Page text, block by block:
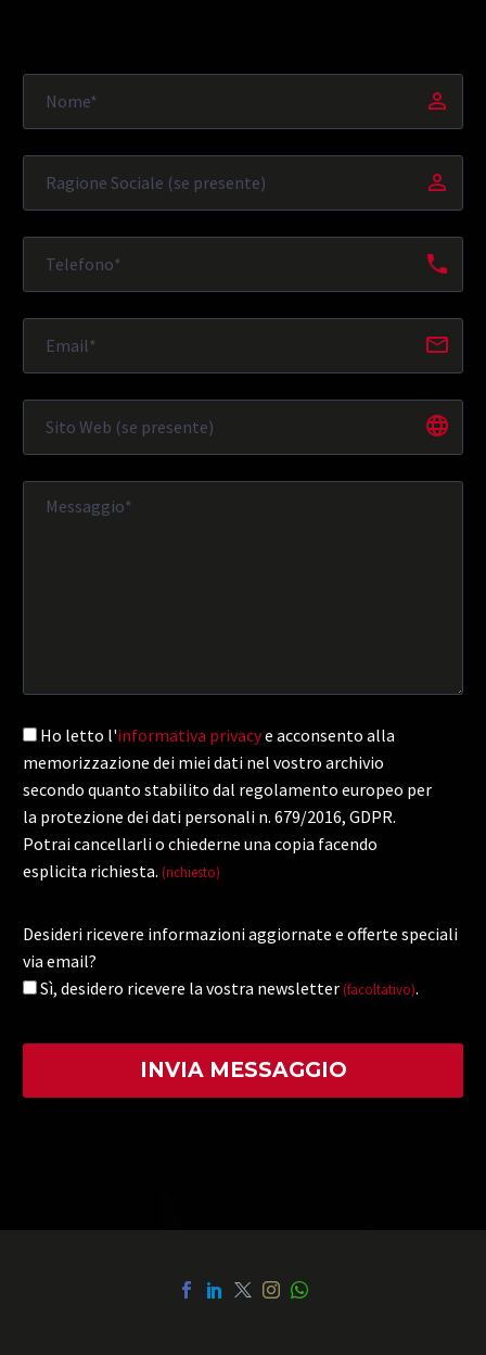
Ho letto l'informativa privacye acconsento alla
memorizzazione dei miei dati nel vostro archivio
secondo quanto stabilito dal regolamento europeo per
la protezione dei dati personali n. 679/2016, GDPR.
Potrai cancellarli o chiederne una copia facendo
esplicita richiesta. (richiesto)
Desideri ricevere informazioni aggiornate e offerte speciali
via email?
Sì, desidero ricevere la vostra newsletter (facoltativo).